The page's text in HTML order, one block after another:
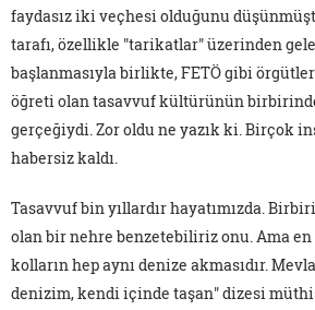
faydasız iki veçhesi olduğunu
tarafı, özellikle "tarikatlar" üzerinden
başlanmasıyla birlikte, FETÖ gibi
öğreti olan tasavvuf kültürünün
gerçeğiydi. Zor oldu ne yazık ki. Birçok
habersiz kaldı.
Tasavvuf bin yıllardır hayatımızda.
olan bir nehre benzetebiliriz onu. Ama en
kolların hep aynı denize akmasıdır.
denizim, kendi içinde taşan" dizesi